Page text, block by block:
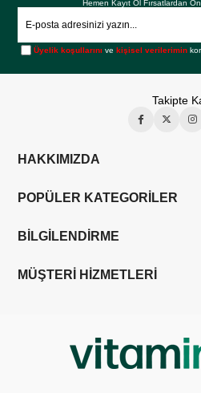
Hemen Kayıt Ol Fırsatlardan
Üyelik koşullarını vekişisel verilerimin
Takipte
HAKKIMIZDA
POPÜLER KATEGORİLER
BİLGİLENDİRME
MÜŞTERİ HİZMETLERİ